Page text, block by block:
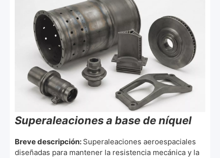
Superaleaciones a base de níquel
Breve descripción: Superaleaciones aeroespaciales
diseñadas para mantener la resistencia mecánica y la